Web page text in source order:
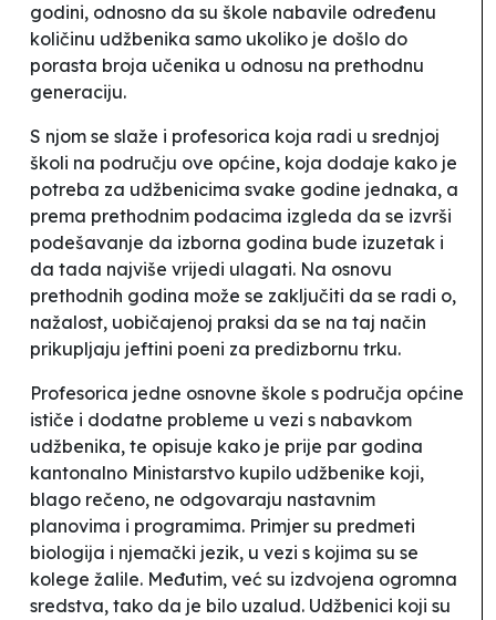
godini, odnosno da su škole nabavile određenu
količinu udžbenika samo ukoliko je došlo do
porasta broja učenika u odnosu na prethodnu
generaciju.
S njom se slaže i profesorica koja radi u srednjoj
školi na području ove općine, koja dodaje kako je
potreba za udžbenicima svake godine jednaka, a
prema prethodnim podacima izgleda da se izvrši
podešavanje da izborna godina bude izuzetak i
da tada najviše vrijedi ulagati. Na osnovu
prethodnih godina može se zaključiti da se radi o,
nažalost, uobičajenoj praksi da se na taj način
prikupljaju jeftini poeni za predizbornu trku.
Profesorica jedne osnovne škole s područja općine
ističe i dodatne probleme u vezi s nabavkom
udžbenika, te opisuje kako je prije par godina
kantonalno Ministarstvo kupilo udžbenike koji,
blago rečeno, ne odgovaraju nastavnim
planovima i programima. Primjer su predmeti
biologija i njemački jezik, u vezi s kojima su se
kolege žalile. Međutim, već su izdvojena ogromna
sredstva, tako da je bilo uzalud. Udžbenici koji su